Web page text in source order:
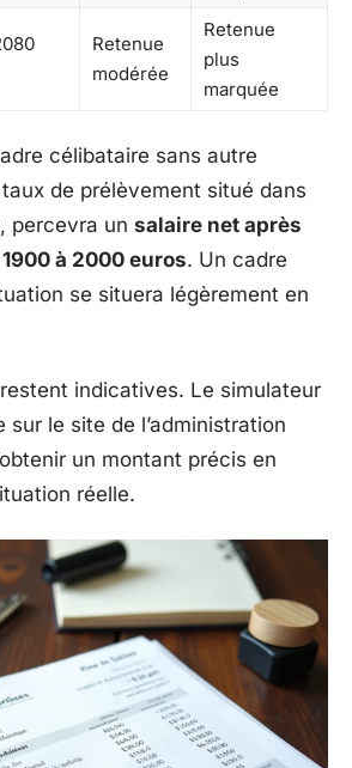
Retenue
modérée
Retenue
plus
marquée
célibataire sans autre
de prélèvement situé dans
percevra un salaire net après
à 2000 euros. Un cadre
se situera légèrement en
indicatives. Le simulateur
sur le site de l’administration
un montant précis en
réelle.